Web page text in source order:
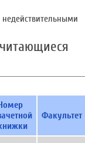
Факультет